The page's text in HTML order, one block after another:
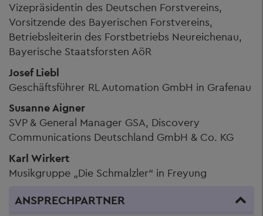
Vizepräsidentin des Deutschen Forstvereins,
Vorsitzende des Bayerischen Forstvereins,
Betriebsleiterin des Forstbetriebs Neureichenau,
Bayerische Staatsforsten AöR
Josef Liebl
Geschäftsführer RL Automation GmbH in Grafenau
Susanne Aigner
SVP & General Manager GSA, Discovery
Communications Deutschland GmbH & Co. KG
Karl Wirkert
Musikgruppe „Die Schmalzler“ in Freyung
ANSPRECHPARTNER